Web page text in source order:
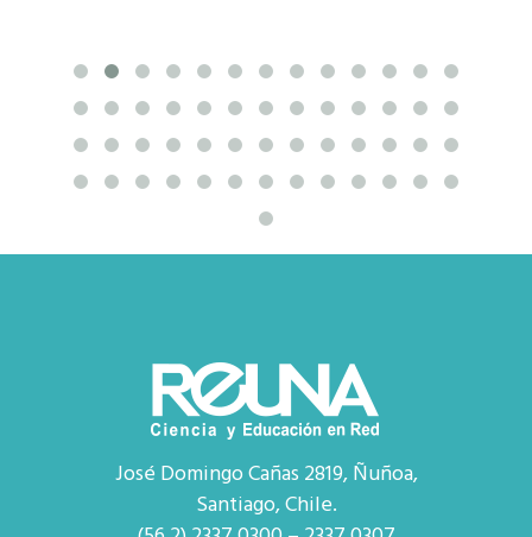
José Domingo Cañas 2819, Ñuñoa,
Santiago, Chile.